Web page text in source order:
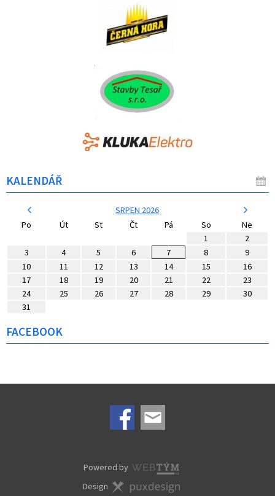
KALENDÁŘ
SRPEN 2026
Po
Út St Čt Pá So
Ne
1
2
3
4 5 6 7 8
9
10
11 12 13 14 15
16
17
18 19 20 21 22
23
24
25 26 27 28 29
30
31
FACEBOOK
Powered by
Design